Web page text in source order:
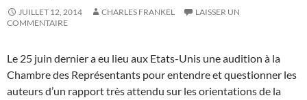
JUILLET 12, 2014 CHARLES FRANKEL
LAISSER UN
COMMENTAIRE
Le 25 juin dernier a eu lieu aux Etats-Unis une audition à la
Chambre des Représentants pour entendre et questionner les
auteurs d’un rapport très attendu sur les orientations de la